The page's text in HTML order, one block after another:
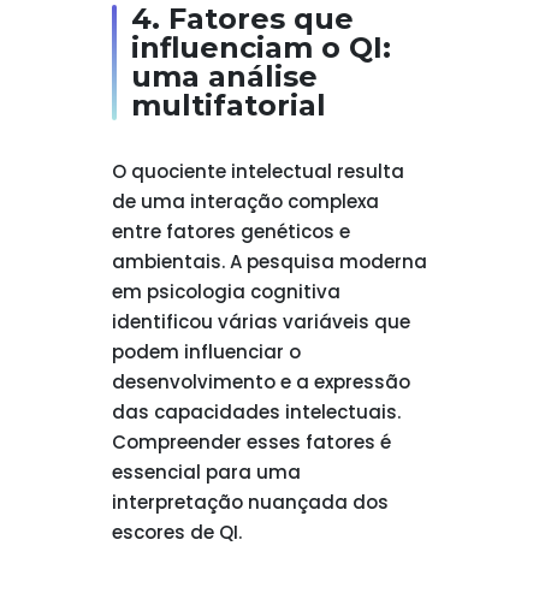
4. Fatores que
influenciam o QI:
uma análise
multifatorial
O quociente intelectual resulta
de uma interação complexa
entre fatores genéticos e
ambientais. A pesquisa moderna
em psicologia cognitiva
identificou várias variáveis que
podem influenciar o
desenvolvimento e a expressão
das capacidades intelectuais.
Compreender esses fatores é
essencial para uma
interpretação nuançada dos
escores de QI.